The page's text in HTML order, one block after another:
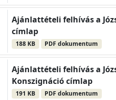
Ajánlattételi felhívás a
címlap
188 KB PDF dokumentum
Ajánlattételi felhívás a
Konszignáció címlap
191 KB PDF dokumentum